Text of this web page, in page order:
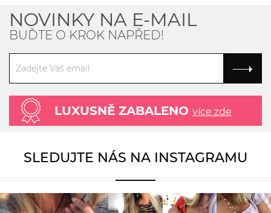
NOVINKY NA E-MAIL
BUĎTE O KROK NAPŘED!
LUXUSNĚ ZABALENO více zde
SLEDUJTE NÁS NA INSTAGRAMU